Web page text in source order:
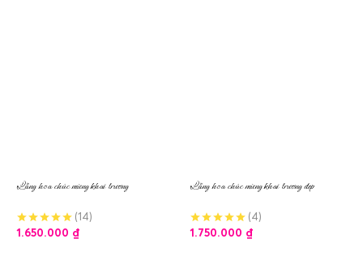
Lẵng hoa chúc mừng khai trương
(14)
1.650.000 ₫
Lẵng hoa chúc mừng khai trương đẹp
(4)
1.750.000 ₫